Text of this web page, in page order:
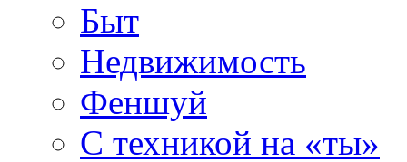
Быт
Недвижимость
Феншуй
С техникой на «ты»